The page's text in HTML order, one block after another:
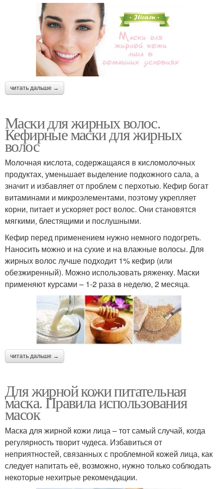
читать дальше →
Маски для жирных волос.
Кефирные маски для жирных
волос
Молочная кислота, содержащаяся в кисломолочных
продуктах, уменьшает выделение подкожного сала, а
значит и избавляет от проблем с перхотью. Кефир богат
витаминами и микроэлементами, поэтому укрепляет
корни, питает и ускоряет рост волос. Они становятся
мягкими, блестящими и послушными.
Кефир перед применением нужно немного подогреть.
Наносить можно и на сухие и на влажные волосы. Для
жирных волос лучше подходит 1% кефир (или
обезжиренный). Можно использовать ряженку. Маски
применяют курсами – 1-2 раза в неделю, 2 месяца.
читать дальше →
Для жирной кожи питательная
маска. Правила использования
масок
Маска для жирной кожи лица – тот самый случай, когда
регулярность творит чудеса. Избавиться от
неприятностей, связанных с проблемной кожей лица, как
следует напитать её, возможно, нужно только соблюдать
некоторые нехитрые рекомендации.